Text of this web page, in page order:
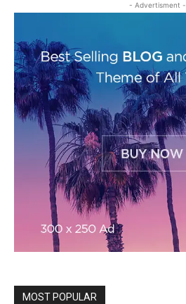
- Advertisment -
MOST POPULAR